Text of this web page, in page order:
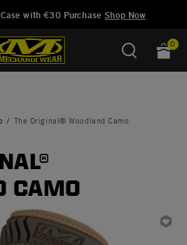
with €30 PurchaseShop Now
0
The Original® Woodland Camo
CAMO
Lista dei Desideri